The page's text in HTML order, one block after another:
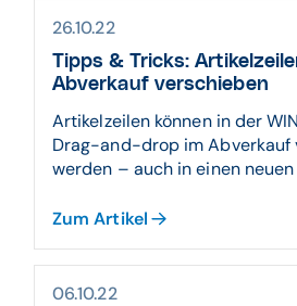
26.10.22
Tipps & Tricks:
Abverkauf verschieben
Artikelzeilen können in der
Drag-and-drop im Abverkauf
werden – auch in einen neuen
Zum Artikel
06.10.22